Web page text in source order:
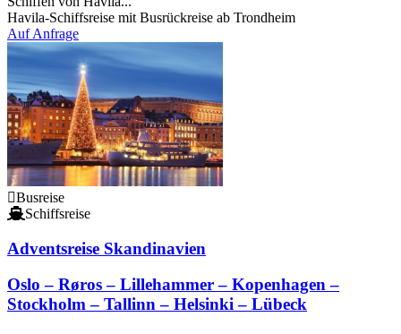
Havila-Schiffsreise mit Busrückreise ab Trondheim
Auf Anfrage
Busreise
Schiffsreise
Adventsreise Skandinavien
Oslo – Røros – Lillehammer – Kopenhagen –
Stockholm – Tallinn – Helsinki – Lübeck